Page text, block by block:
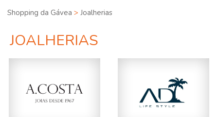
Shopping da Gávea > Joalherias
JOALHERIAS